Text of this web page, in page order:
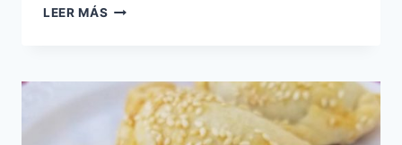
LEER MÁS HALVAH